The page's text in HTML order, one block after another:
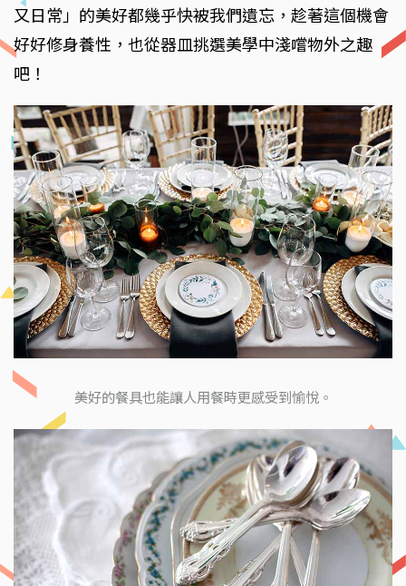
又日常」的美好都幾乎快被我們遺忘，趁著這個機會
好好修身養性，也從器皿挑選美學中淺嚐物外之趣
吧！
美好的餐具也能讓人用餐時更感受到愉悅。